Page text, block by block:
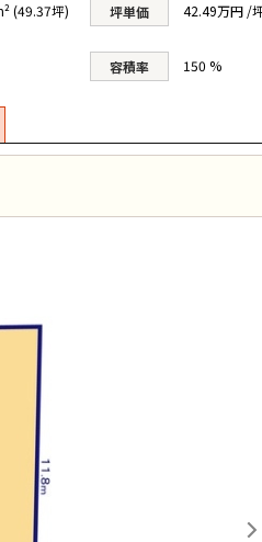
(49.37坪) 坪単価 42.49万円 /
容積率 150 %